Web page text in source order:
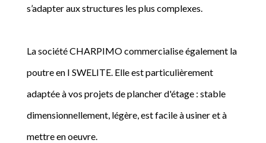
s’adapter aux structures les plus complexes.
La société CHARPIMO commercialise également la
poutre en I SWELITE. Elle est particulièrement
adaptée à vos projets de plancher d'étage : stable
dimensionnellement, légère, est facile à usiner et à
mettre en oeuvre.